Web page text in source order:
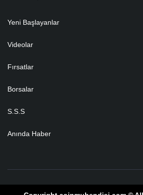
Yeni Başlayanlar
Videolar
Fırsatlar
Borsalar
S.S.S
Anında Haber